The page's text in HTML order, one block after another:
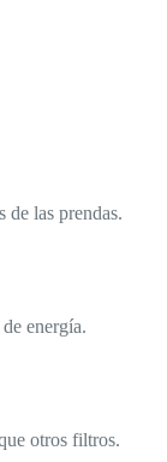
de las prendas.
energía.
otros filtros.